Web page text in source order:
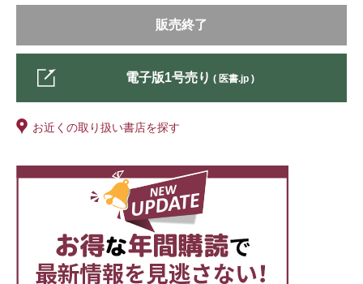
販売終了
電子版1号売り ( 医書.jp )
お近くの取り扱い書店を探す